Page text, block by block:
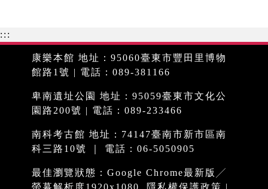
:::
康樂本館 地址：95060臺東市豐田里博物
館路1號 | 電話：089-381166
卑南遺址公園 地址：95059臺東市文化公
園路200號 | 電話：089-233466
南科考古館 地址：74147臺南市新市區南
科三路10號 ｜ 電話：06-5050905
最佳瀏覽狀態：Google Chrome最新版╱